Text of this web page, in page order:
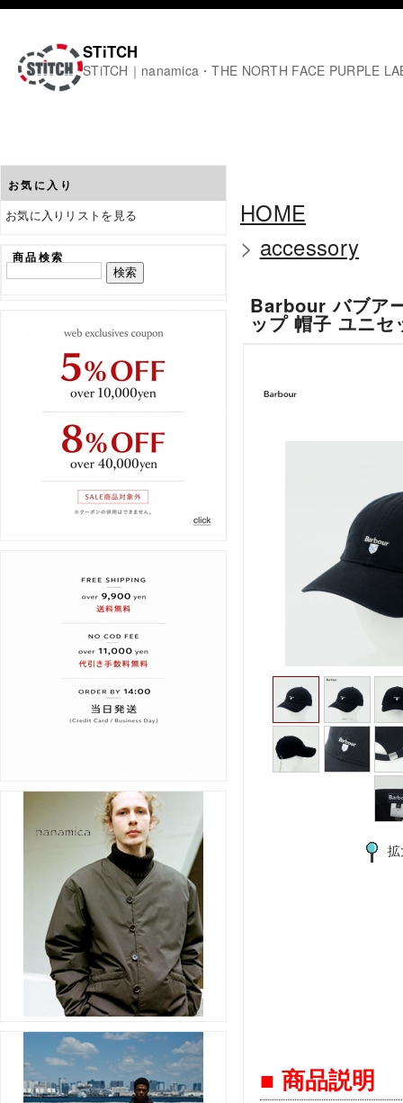
STiTCH
STiTCH｜nanamica・THE NORTH FACE PURPLE
お気に入り
お気に入りリストを見る
商品検索
HOME
> accessory
Barbour バブア
ップ 帽子 ユニ
■ 商品説明